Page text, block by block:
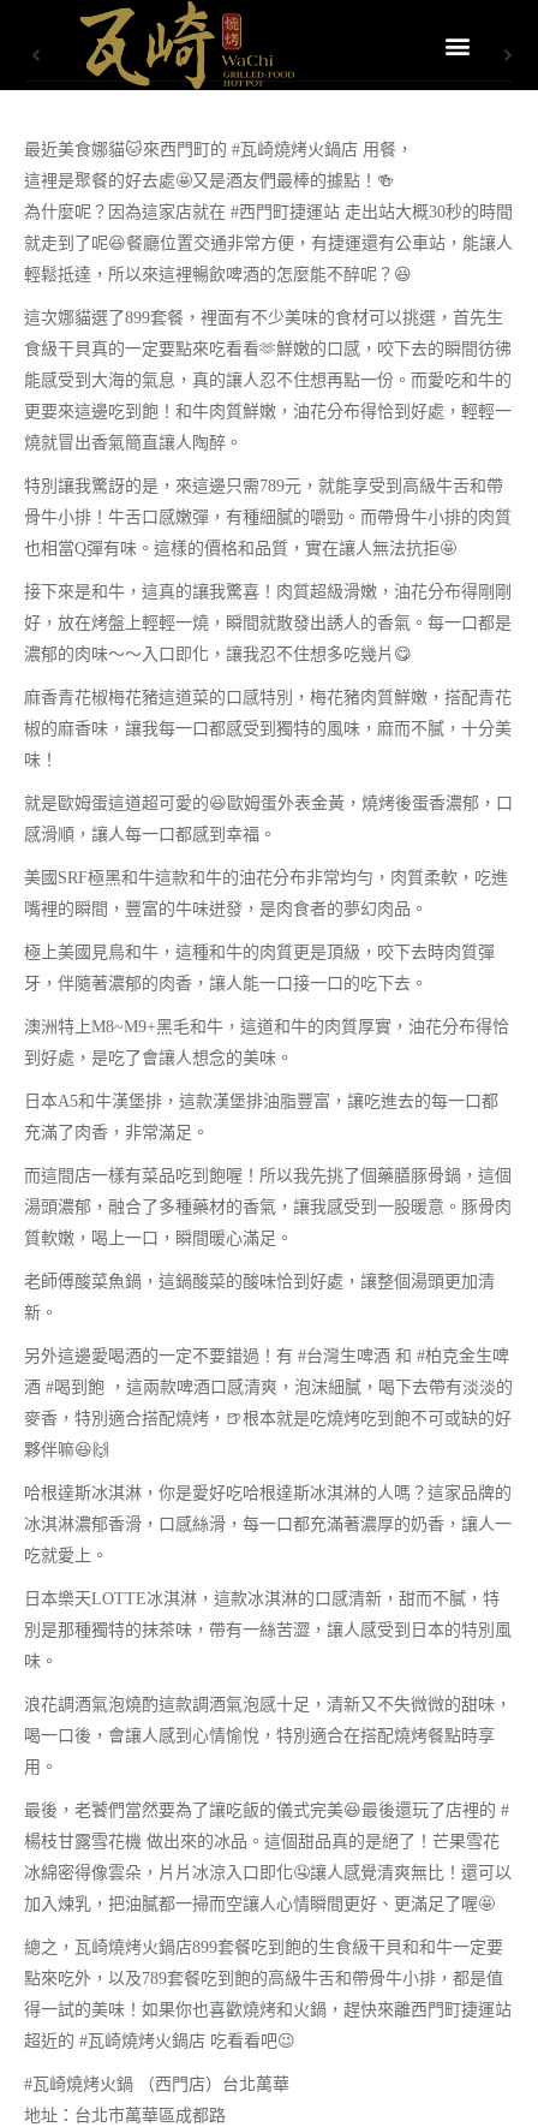
最近美食娜貓🐱來西門町的 #瓦崎燒烤火鍋店 用餐，
這裡是聚餐的好去處🤩又是酒友們最棒的據點！🍻
為什麼呢？因為這家店就在 #西門町捷運站 走出站大概30秒的時間
就走到了呢😆餐廳位置交通非常方便，有捷運還有公車站，能讓人
輕鬆抵達，所以來這裡暢飲啤酒的怎麼能不醉呢？😆
這次娜貓選了899套餐，裡面有不少美味的食材可以挑選，首先生
食級干貝真的一定要點來吃看看🫶鮮嫩的口感，咬下去的瞬間彷彿
能感受到大海的氣息，真的讓人忍不住想再點一份。而愛吃和牛的
更要來這邊吃到飽！和牛肉質鮮嫩，油花分布得恰到好處，輕輕一
燒就冒出香氣簡直讓人陶醉。
特別讓我驚訝的是，來這邊只需789元，就能享受到高級牛舌和帶
骨牛小排！牛舌口感嫩彈，有種細膩的嚼勁。而帶骨牛小排的肉質
也相當Q彈有味。這樣的價格和品質，實在讓人無法抗拒🤩
接下來是和牛，這真的讓我驚喜！肉質超級滑嫩，油花分布得剛剛
好，放在烤盤上輕輕一燒，瞬間就散發出誘人的香氣。每一口都是
濃郁的肉味～～入口即化，讓我忍不住想多吃幾片😋
麻香青花椒梅花豬這道菜的口感特別，梅花豬肉質鮮嫩，搭配青花
椒的麻香味，讓我每一口都感受到獨特的風味，麻而不膩，十分美
味！
就是歐姆蛋這道超可愛的😆歐姆蛋外表金黃，燒烤後蛋香濃郁，口
感滑順，讓人每一口都感到幸福。
美國SRF極黑和牛這款和牛的油花分布非常均勻，肉質柔軟，吃進
嘴裡的瞬間，豐富的牛味迸發，是肉食者的夢幻肉品。
極上美國見鳥和牛，這種和牛的肉質更是頂級，咬下去時肉質彈
牙，伴隨著濃郁的肉香，讓人能一口接一口的吃下去。
澳洲特上M8~M9+黑毛和牛，這道和牛的肉質厚實，油花分布得恰
到好處，是吃了會讓人想念的美味。
日本A5和牛漢堡排，這款漢堡排油脂豐富，讓吃進去的每一口都
充滿了肉香，非常滿足。
而這間店一樣有菜品吃到飽喔！所以我先挑了個藥膳豚骨鍋，這個
湯頭濃郁，融合了多種藥材的香氣，讓我感受到一股暖意。豚骨肉
質軟嫩，喝上一口，瞬間暖心滿足。
老師傅酸菜魚鍋，這鍋酸菜的酸味恰到好處，讓整個湯頭更加清
新。
另外這邊愛喝酒的一定不要錯過！有 #台灣生啤酒 和 #柏克金生啤
酒 #喝到飽 ，這兩款啤酒口感清爽，泡沫細膩，喝下去帶有淡淡的
麥香，特別適合搭配燒烤，🍺根本就是吃燒烤吃到飽不可或缺的好
夥伴嘛😆🙌
哈根達斯冰淇淋，你是愛好吃哈根達斯冰淇淋的人嗎？這家品牌的
冰淇淋濃郁香滑，口感絲滑，每一口都充滿著濃厚的奶香，讓人一
吃就愛上。
日本樂天LOTTE冰淇淋，這款冰淇淋的口感清新，甜而不膩，特
別是那種獨特的抹茶味，帶有一絲苦澀，讓人感受到日本的特別風
味。
浪花調酒氣泡燒酌這款調酒氣泡感十足，清新又不失微微的甜味，
喝一口後，會讓人感到心情愉悅，特別適合在搭配燒烤餐點時享
用。
最後，老饕們當然要為了讓吃飯的儀式完美😆最後還玩了店裡的 #
楊枝甘露雪花機 做出來的冰品。這個甜品真的是絕了！芒果雪花
冰綿密得像雲朵，片片冰涼入口即化🤤讓人感覺清爽無比！還可以
加入煉乳，把油膩都一掃而空讓人心情瞬間更好、更滿足了喔🤩
總之，瓦崎燒烤火鍋店899套餐吃到飽的生食級干貝和和牛一定要
點來吃外，以及789套餐吃到飽的高級牛舌和帶骨牛小排，都是值
得一試的美味！如果你也喜歡燒烤和火鍋，趕快來離西門町捷運站
超近的 #瓦崎燒烤火鍋店 吃看看吧😉
#瓦崎燒烤火鍋 （西門店）台北萬華
地址：台北市萬華區成都路